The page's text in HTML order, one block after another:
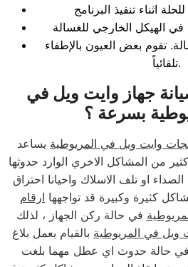
تقوم بعض العيون بالإطفاء
تلقائياً.
جهاز وايت ويل في
بسرعة ؟
وايت ويل في المريوطية يساعد
من المشاكل الاخري الوارد حدوثها
او تلف الاسلاك واحيانا احتراق
كثيرة وكبيرة قد تواجهها ارقام
في حالة ركن الجهاز ، لذلك
ويل في المريوطية بالقيام بعمل بلاغ
حالة حدوث اي عطل مهما بلغت